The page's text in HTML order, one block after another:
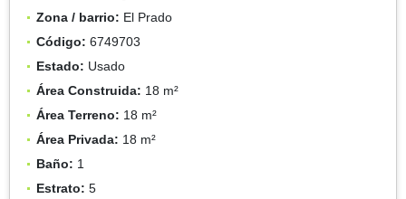
Zona / barrio: El Prado
Código: 6749703
Estado: Usado
Área Construida: 18 m²
Área Terreno: 18 m²
Área Privada: 18 m²
Baño: 1
Estrato: 5